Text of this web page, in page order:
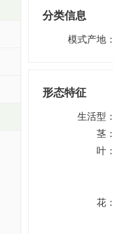
分类信息
模式产地 ：
形态特征
生活型 ：
茎 ：
叶 ：
花 ：